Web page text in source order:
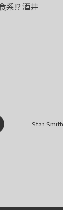
!? 酒井
Stan Smith